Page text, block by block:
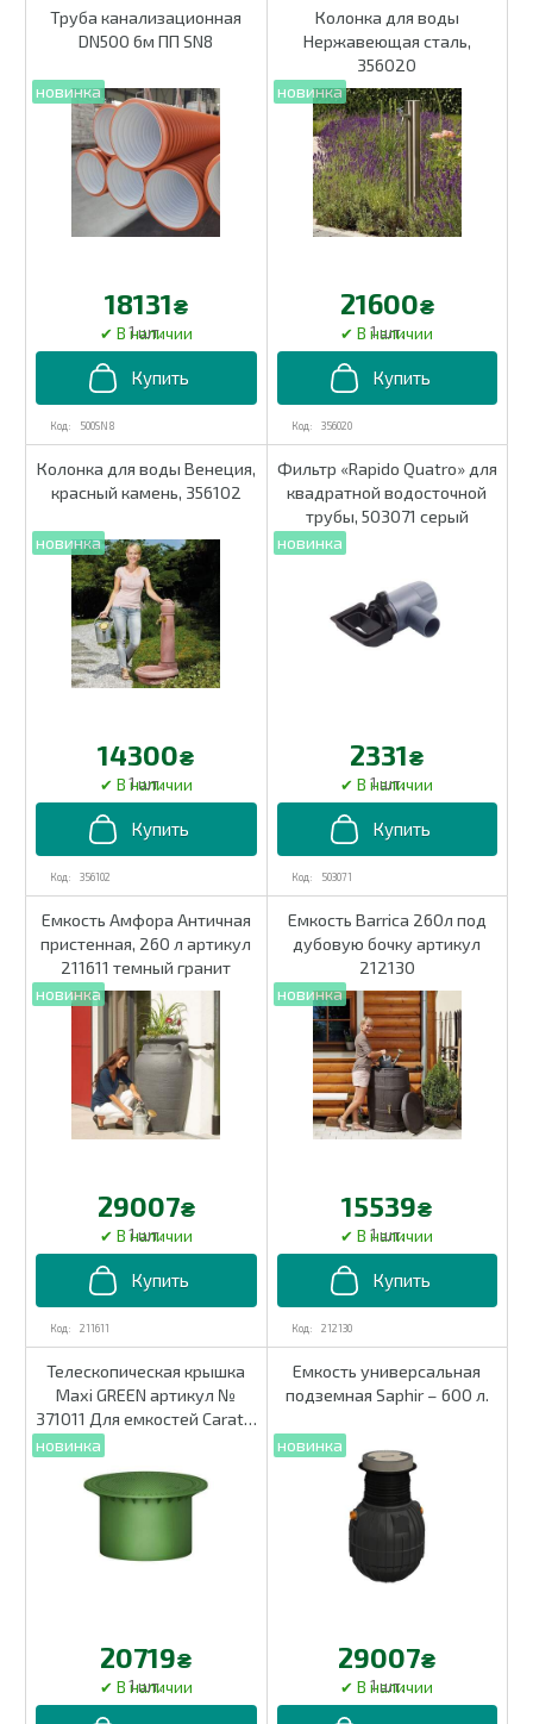
Труба канализационная
DN500 6м ПП SN8
500SN8
18131₴
1 шт.
Колонка для воды
Нержавеющая сталь,
356020
356020
21600₴
1 шт.
Колонка для воды Венеция,
красный камень, 356102
356102
14300₴
1 шт.
Фильтр «Rapido Quatro» для
квадратной водосточной
трубы, 503071 серый
503071
2331₴
1 шт.
Емкость Амфора Античная
пристенная, 260 л артикул
211611 темный гранит
211611
29007₴
1 шт.
Емкость Barrica 260л под
дубовую бочку артикул
212130
212130
15539₴
1 шт.
Телескопическая крышка
Maxi GREEN артикул №
371011 Для емкостей Carat S
20719₴
1 шт.
Емкость универсальная
подземная Saphir – 600 л.
29007₴
1 шт.